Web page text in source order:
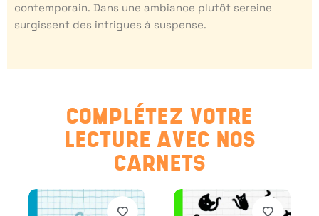
contemporain. Dans une ambiance plutôt sereine
surgissent des intrigues à suspense.
COMPLÉTEZ VOTRE
LECTURE AVEC NOS
CARNETS